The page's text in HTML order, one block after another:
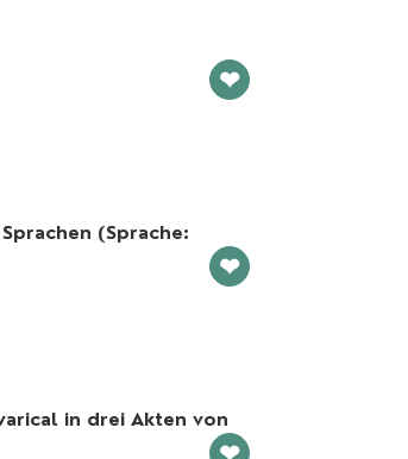
❤
(Sprache:
❤
in drei Akten von